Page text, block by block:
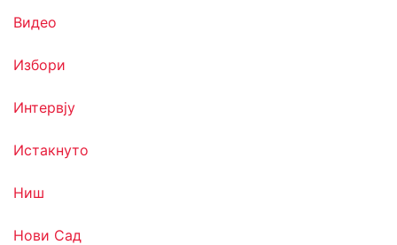
Видео
Избори
Интервју
Истакнуто
Ниш
Нови Сад